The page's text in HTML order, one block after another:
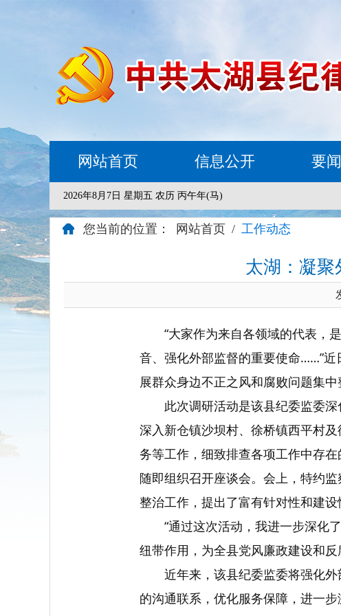
网站首页 信息公开 要
2026年8月7日 星期五 农历 丙午年(马)
您当前的位置： 网站首页 / 工作动态
太湖：凝聚
“大家作为来自各领域的代表，
音、强化外部监督的重要使命……”
展群众身边不正之风和腐败问题集
此次调研活动是该县纪委监委
深入新仓镇沙坝村、徐桥镇西平村
务等工作，细致排查各项工作中存
随即组织召开座谈会。会上，特约
整治工作，提出了富有针对性和建设
“通过这次活动，我进一步深化
纽带作用，为全县党风廉政建设和
近年来，该县纪委监委将强化
的沟通联系，优化服务保障，进一